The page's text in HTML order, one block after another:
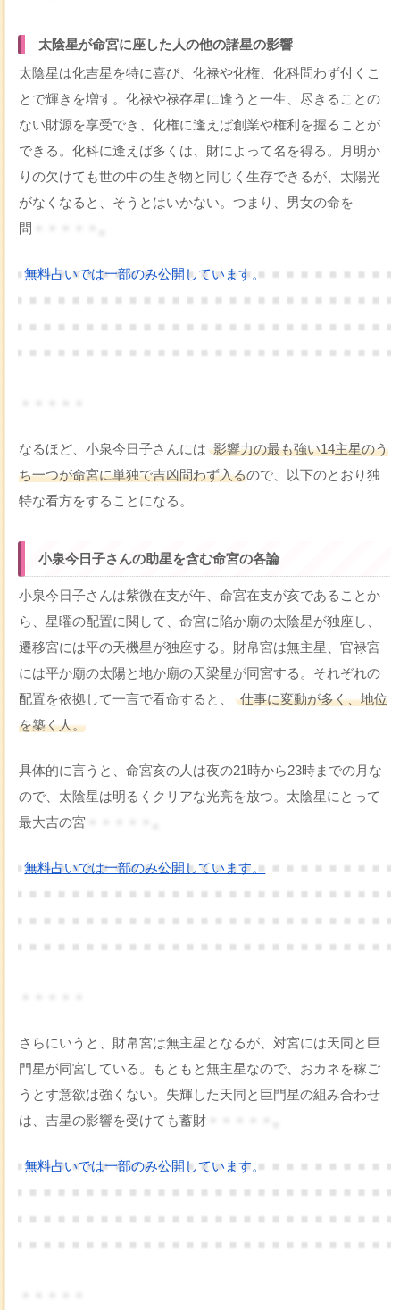
太陰星が命宮に座した人の他の諸星の影響
太陰星は化吉星を特に喜び、化禄や化権、化科問わず付くこ
とで輝きを増す。化禄や禄存星に逢うと一生、尽きることの
ない財源を享受でき、化権に逢えば創業や権利を握ることが
できる。化科に逢えば多くは、財によって名を得る。月明か
りの欠けても世の中の生き物と同じく生存できるが、太陽光
がなくなると、そうとはいかない。つまり、男女の命を
問
無料占いでは一部のみ公開しています。
なるほど、小泉今日子さんには 影響力の最も強い14主星のう
ち一つが命宮に単独で吉凶問わず入るので、以下のとおり独
特な看方をすることになる。
小泉今日子さんの助星を含む命宮の各論
小泉今日子さんは紫微在支が午、命宮在支が亥であることか
ら、星曜の配置に関して、命宮に陷か廟の太陰星が独座し、
遷移宮には平の天機星が独座する。財帛宮は無主星、官禄宮
には平か廟の太陽と地か廟の天梁星が同宮する。それぞれの
配置を依拠して一言で看命すると、
仕事に変動が多く、地位
を築く人。
具体的に言うと、命宮亥の人は夜の21時から23時までの月な
ので、太陰星は明るくクリアな光亮を放つ。太陰星にとって
最大吉の宮
無料占いでは一部のみ公開しています。
さらにいうと、財帛宮は無主星となるが、対宮には天同と巨
門星が同宮している。もともと無主星なので、おカネを稼ご
うとす意欲は強くない。失輝した天同と巨門星の組み合わせ
は、吉星の影響を受けても蓄財
無料占いでは一部のみ公開しています。